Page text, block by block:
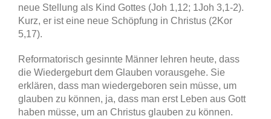
neue Stellung als Kind Gottes (Joh 1,12; 1Joh 3,1-2).
Kurz, er ist eine neue Schöpfung in Christus (2Kor
5,17).
Reformatorisch gesinnte Männer lehren heute, dass
die Wiedergeburt dem Glauben vorausgehe. Sie
erklären, dass man wiedergeboren sein müsse, um
glauben zu können, ja, dass man erst Leben aus Gott
haben müsse, um an Christus glauben zu können.